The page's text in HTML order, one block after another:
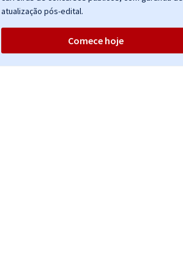
atualização pós-edital.
Comece hoje